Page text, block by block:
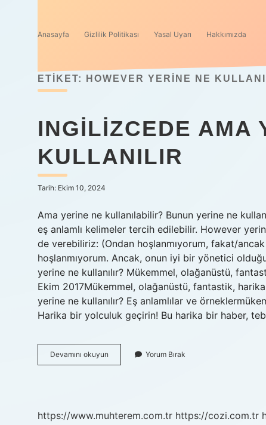
Anasayfa Gizlilik Politikası Yasal Uyarı Hakkımızda
ETIKET: HOWEVER YERINE NE
INGILIZCEDE AMA
KULLANILIR
Tarih: Ekim 10, 2024
Ama yerine ne kullanılabilir? Bunun yerine ne
eş anlamlı kelimeler tercih edilebilir. However
de verebiliriz: (Ondan hoşlanmıyorum, fakat/
hoşlanmıyorum. Ancak, onun iyi bir yönetici
yerine ne kullanılır? Mükemmel, olağanüstü,
Ekim 2017Mükemmel, olağanüstü, fantastik,
yerine ne kullanılır? Eş anlamlılar ve
Harika bir yolculuk geçirin! Bu harika bir haber,
Devamını okuyun Ingilizcede
Ama
Yorum Bırak
https://www.muhterem.com.tr https://cozi.com.tr